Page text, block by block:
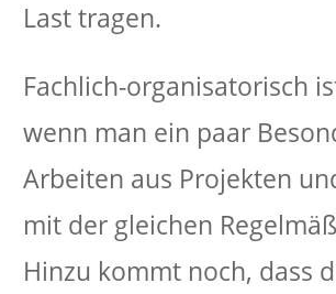
Last tragen.
Fachlich-organisatorisch
wenn man ein paar
Arbeiten aus Projekten
mit der gleichen
Hinzu kommt noch, dass